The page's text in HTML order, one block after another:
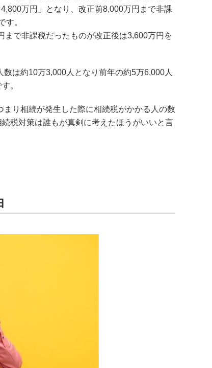
万円」となり、改正前8,000万円まで非課
す。
で非課税だったものが改正後は3,600万円を
は約10万3,000人となり前年の約5万6,000人
。
り相続が発生した際に相続税がかかる人の数
税対策は誰もが真剣に考えたほうがいいと言